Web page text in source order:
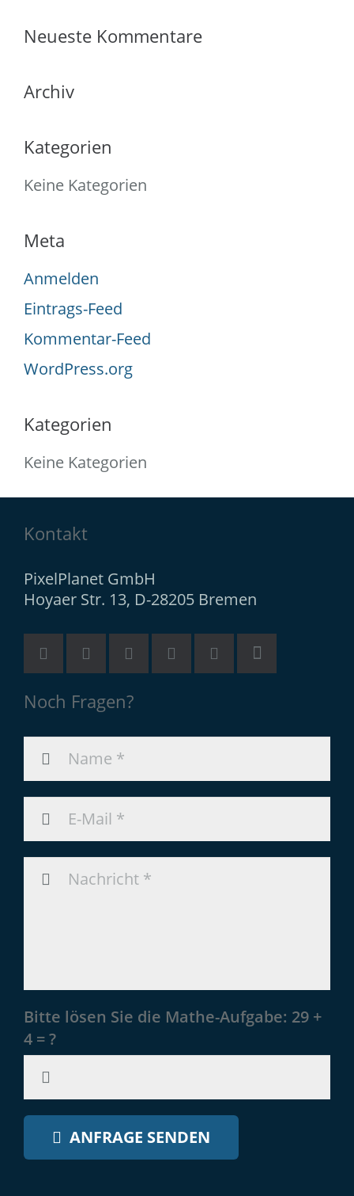
Neueste Kommentare
Archiv
Kategorien
Keine Kategorien
Meta
Anmelden
Eintrags-Feed
Kommentar-Feed
WordPress.org
Kategorien
Keine Kategorien
Kontakt
PixelPlanet GmbH
Hoyaer Str. 13, D-28205 Bremen
Noch Fragen?
Bitte lösen Sie die Mathe-Aufgabe: 29 +
4 = ?
ANFRAGE SENDEN